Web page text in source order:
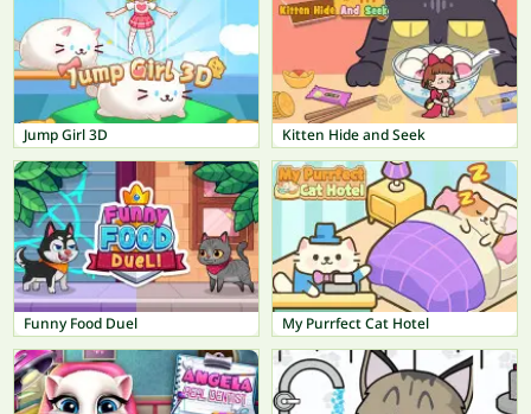
Jump Girl 3D Kitten Hide and Seek
Funny Food Duel My Purrfect Cat Hotel